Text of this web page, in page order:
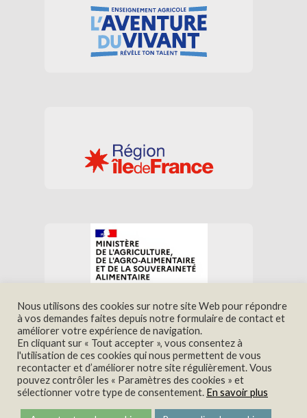
Nous trouver
Contact
Mentions légales
Politique de confidentialité
Politique de cookies
Nous utilisons des cookies sur notre site Web pour répondre
à vos demandes faites depuis notre formulaire de contact et
améliorer votre expérience de navigation.
En cliquant sur « Tout accepter », vous consentez à
l'utilisation de ces cookies qui nous permettent de vous
recontacter et d’améliorer notre site régulièrement. Vous
pouvez contrôler les « Paramètres des cookies » et
sélectionner votre type de consentement. En savoir plus